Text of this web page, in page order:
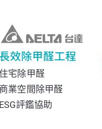
效除甲醛工程
宅除甲醛
業空間除甲醛
評鑑協助